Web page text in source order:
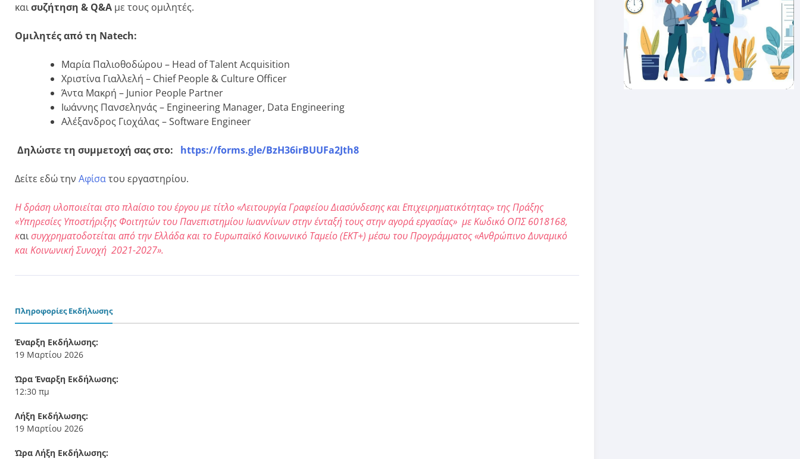
καισυζήτηση & Q&A με τους ομιλητές.
Ομιλητές από τη Natech:
Μαρία Παλιοθοδώρου – Head of Talent Acquisition
Χριστίνα Γιαλλελή – Chief People & Culture Officer
Άντα Μακρή – Junior People Partner
Ιωάννης Πανσεληνάς – Engineering Manager, Data Engineering
Αλέξανδρος Γιοχάλας – Software Engineer
Δηλώστε τη συμμετοχή σας στο: https://forms.gle/BzH36irBUUFa2Jth8
Δείτε εδώ την Αφίσατου εργαστηρίου.
Η δράση υλοποιείται στο πλαίσιο του έργου με τίτλο «Λειτουργία Γραφείου Διασύνδεσης και Επιχειρηματικότητας» της Πράξης
«Υπηρεσίες Υποστήριξης Φοιτητών του Πανεπιστημίου Ιωαννίνων στην ένταξή τους στην αγορά εργασίας» με Κωδικό ΟΠΣ 6018168,
καισυγχρηματοδοτείται από την Ελλάδα και το Ευρωπαϊκό Κοινωνικό Ταμείο (ΕΚΤ+) μέσω του Προγράμματος «Ανθρώπινο Δυναμικό
και Κοινωνική Συνοχή 2021-2027».
Πληροφορίες Εκδήλωσης
Έναρξη Εκδήλωσης:
19 Μαρτίου 2026
Ώρα Έναρξη Εκδήλωσης:
12:30 πμ
Λήξη Εκδήλωσης:
19 Μαρτίου 2026
Ώρα Λήξη Εκδήλωσης: